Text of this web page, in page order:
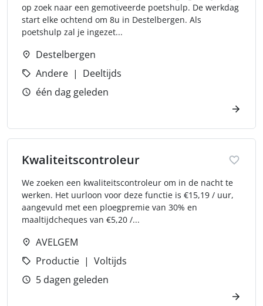
op zoek naar een gemotiveerde poetshulp. De werkdag
start elke ochtend om 8u in Destelbergen. Als
poetshulp zal je ingezet...
Destelbergen
Andere
Deeltijds
één dag geleden
Kwaliteitscontroleur
We zoeken een kwaliteitscontroleur om in de nacht te
werken. Het uurloon voor deze functie is €15,19 / uur,
aangevuld met een ploegpremie van 30% en
maaltijdcheques van €5,20 /...
AVELGEM
Productie
Voltijds
5 dagen geleden